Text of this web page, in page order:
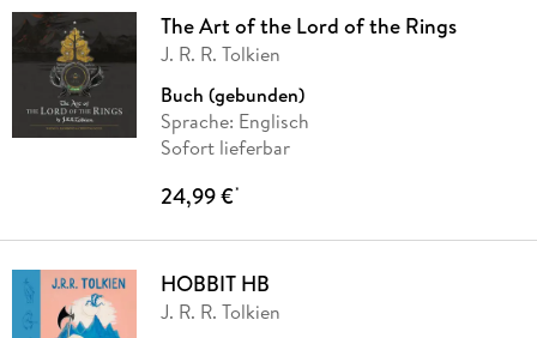
The Art of the Lord of the Rings
J. R. R. Tolkien
Buch (gebunden)
Sprache: Englisch
Sofort lieferbar
24,99 €*
HOBBIT HB
J. R. R. Tolkien